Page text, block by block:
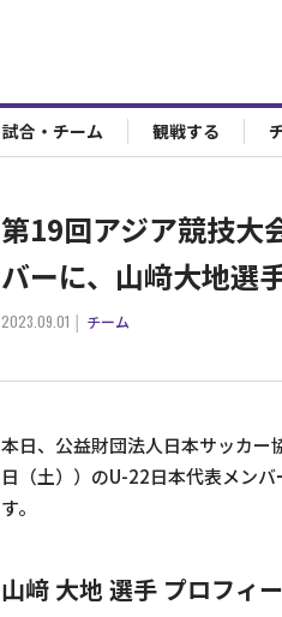
試合・チーム 観戦する
第19回アジア競技大
バーに、山﨑大地選
2023.09.01 チーム
本日、公益財団法人日本サッカ
日（土））のU-22日本代表メン
す。
山﨑 大地 選手 プロフィ